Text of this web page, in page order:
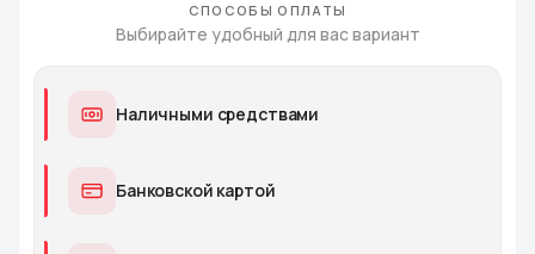
СПОСОБЫ ОПЛАТЫ
Выбирайте удобный для вас вариант
Наличными средствами
Банковской картой